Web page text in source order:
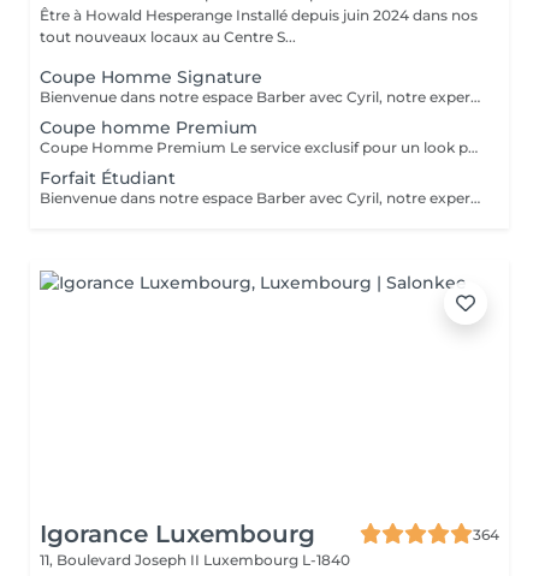
Être à Howald Hesperange Installé depuis juin 2024 dans nos
tout nouveaux locaux au Centre S...
Coupe Homme Signature
Bienvenue dans notre espace Barber avec Cyril, notre expert barbier. Nous accueillons notre clientèle masculine dans un espace Barber élégant et moderne, où Cyril, notre barbier, met son expertise au service de votre style. Que ce soit pour une coupe de cheveux impeccable ou un soin de barbe sur mesure, chaque prestation est réalisée avec précision et savoir-faire, dans une ambiance conviviale et raffinée. Coupe homme classique Une coupe réalisée aux ciseaux et à la tondeuse, adaptée à votre morphologie et à votre style. Cyril prendra le temps d'analyser votre implantation capillaire et votre type de cheveux pour un résultat structuré et naturel. La prestation inclut un shampooing et un coiffage soigné.
Coupe homme Premium
Coupe Homme Premium Le service exclusif pour un look parfait Notre Coupe Homme Premium est une prestation haut de gamme, pensée pour les hommes qui souhaitent une coupe soignée, parfaitement adaptée à leur style et à leur morphologie. Ce que comprend la Coupe Homme Premium : Diagnostic personnalisé : Cyril analyse votre type de cheveux, votre implantation capillaire et la forme de votre visage pour vous proposer une coupe sur mesure. Shampooing relaxant : Un soin lavant adapté à votre cuir chevelu et à votre type de cheveux, pour une sensation de fraîcheur et de bien-être. Coupe aux ciseaux & tondeuse : Une coupe réalisée avec précision et technique, pour un rendu naturel, structuré et facile à coiffer au quotidien. Coiffage & conseils : Mise en forme avec des produits adaptés (cire, pommade, poudre coiffante) et conseils personnalisés pour entretenir votre coupe à la maison. Finition soignée : Travail des contours, des pattes et de la nuque pour une allure nette et impeccable. Idéale pour ceux qui recherchent une coupe élégante, moderne et facile à entretenir. Nous accueillons notre clientèle masculine dans un espace Barber élégant et moderne, où Cyril, notre barbier, met son expertise au service de votre style. Chaque prestation est réalisée avec précision et savoir-faire, dans une ambiance conviviale et raffinée. Prenez rendez-vous et profitez d'un moment privilégié dans notre espace Barber.
Forfait Étudiant
Bienvenue dans notre espace Barber avec Cyril, notre expert barbier Nous accueillons notre clientèle masculine dans un espace Barber élégant et moderne, où Cyril, notre barbier, met son expertise au service de votre style. Que ce soit pour une coupe de cheveux impeccable ou un soin de barbe sur mesure, chaque prestation est réalisée avec précision et savoir-faire, dans une ambiance conviviale et raffinée. Forfait étudiant Une coupe tendance et personnalisée à tarif réduit pour les étudiants, avec un shampooing et un coiffage compris. Cyril vous conseille sur les coupes les plus adaptées à votre style et votre personnalité.
Igorance Luxembourg
364
11, Boulevard Joseph II Luxembourg L-1840